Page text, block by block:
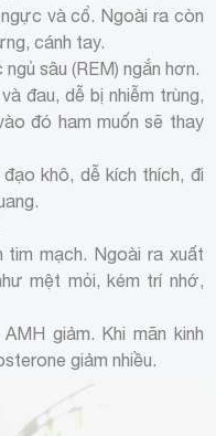
và cổ. Ngoài ra còn
cánh tay.
sâu (REM) ngắn hơn.
đau, dễ bị nhiễm trùng,
đó ham muốn sẽ thay
khô, dễ kích thích, đi
mạch. Ngoài ra xuất
mệt mỏi, kém trí nhớ,
giảm. Khi mãn kinh
giảm nhiều.